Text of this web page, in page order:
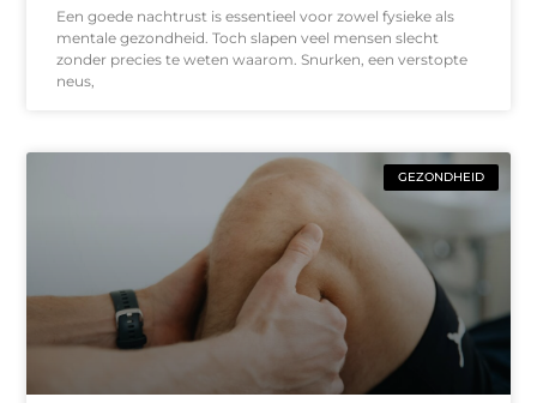
Een goede nachtrust is essentieel voor zowel fysieke als
mentale gezondheid. Toch slapen veel mensen slecht
zonder precies te weten waarom. Snurken, een verstopte
neus,
GEZONDHEID